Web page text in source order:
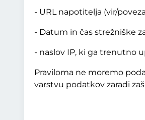
- URL napotitelja (vir/
- Datum in čas strežniške
- naslov IP, ki ga trenutno
Praviloma ne moremo
varstvu podatkov zaradi